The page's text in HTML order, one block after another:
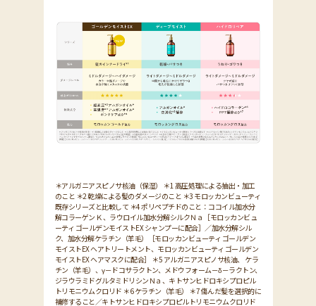
＊アルガニアスピノサ核油（保湿） ＊1 高圧処理による抽出・加工
のこと ＊2 乾燥による髪のダメージのこと ＊3 モロッカンビューティ
既存シリーズと比較して ＊4 ポリペプチドのこと：ココイル加水分
解コラーゲン Ｋ、ラウロイル加水分解シルクＮａ［モロッカンビュ
ーティ ゴールデンモイストEX シャンプーに配合］／加水分解シル
ク、加水分解ケラチン（羊毛）［モロッカンビューティ ゴールデン
モイストEX ヘアトリートメント、モロッカンビューティ ゴールデン
モイストEX ヘアマスクに配合］ ＊5 アルガニアスピノサ核油、 ケラ
チン（羊毛）、γ－ドコサラクトン、メドウフォーム－δ－ラクトン、
ジラウラミドグルタミドリシンＮａ、キトサンヒドロキシプロピル
トリモニウムクロリド ＊6 ケラチン（羊毛） ＊7 傷んだ髪を選択的に
補修すること／キトサンヒドロキシプロピルトリモニウムクロリド